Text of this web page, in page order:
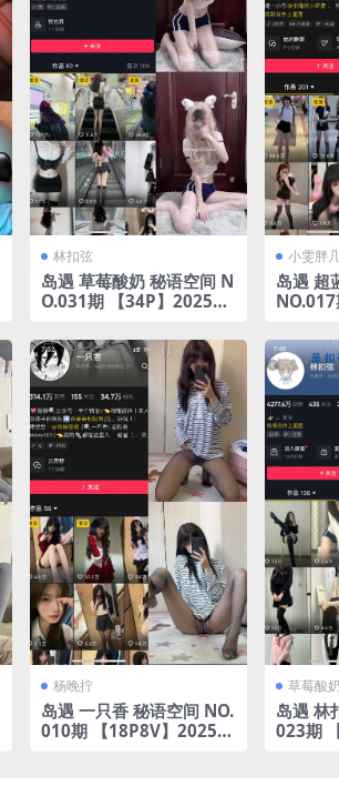
林扣弦
岛遇 草莓酸奶 秘语空间 N
O.031期 【34P】2025年
小雯胖
岛遇 超
杨晚拧
岛遇 一只香 秘语空间 NO.
010期 【18P8V】2025年
草莓酸奶
岛遇 林
023期